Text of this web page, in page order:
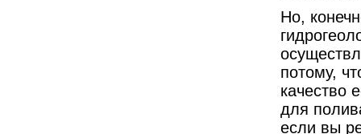
Но,
потому,
качество
для
если вы